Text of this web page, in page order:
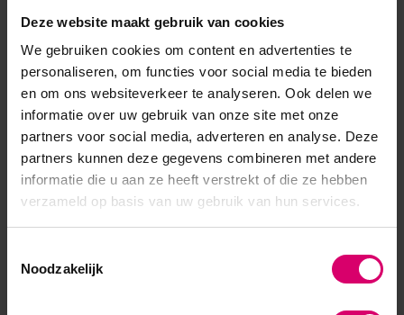
Deze website maakt gebruik van cookies
We gebruiken cookies om content en advertenties te
personaliseren, om functies voor social media te bieden
en om ons websiteverkeer te analyseren. Ook delen we
informatie over uw gebruik van onze site met onze
partners voor social media, adverteren en analyse. Deze
partners kunnen deze gegevens combineren met andere
informatie die u aan ze heeft verstrekt of die ze hebben
verzameld op basis van uw gebruik van hun services.
Noodzakelijk
Toon meer
Product specificaties
Artikelnummer
SKU 504938